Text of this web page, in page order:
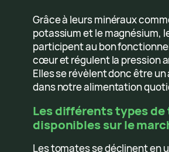
Grâce à leurs minéraux
potassium et le magnésium,
participent au bon
cœur et régulent la pression
Elles se révèlent donc être
dans notre alimentation
Les différents types de
disponibles sur le
Les tomates se déclinent en